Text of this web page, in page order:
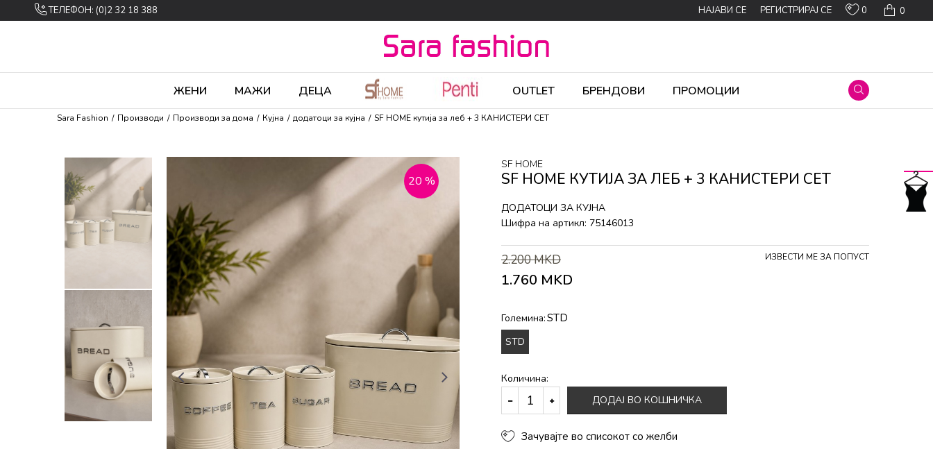
ТЕЛЕФОН: (0)2 32 18 388 0
0
НАЈАВИ СЕ РЕГИСТРИРАЈ СЕ
ЖЕНИ МАЖИ ДЕЦА OUTLET БРЕНДОВИ ПРОМОЦИИ
Sara Fashion Производи Производи за дома Кујна додатоци за кујна SF HOME кутија за леб + 3 КАНИСТЕРИ СЕТ
20 %
SF HOME
SF HOME КУТИЈА ЗА ЛЕБ + 3 КАНИСТЕРИ СЕТ
ДОДАТОЦИ ЗА КУЈНА
Шифра на артикл: 75146013
2.200MKD
1.760 MKD
ИЗВЕСТИ МЕ ЗА ПОПУСТ
Големина:STD
STD
Количина:
ДОДАЈ ВО КОШНИЧКА
Зачувајте во списокот со желби